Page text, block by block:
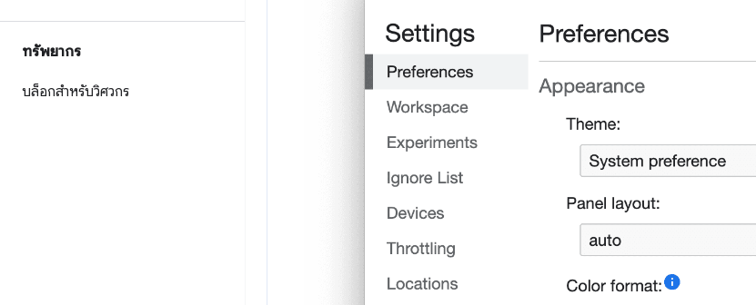
ทรัพยากร
บล็อกสำหรับวิศวกร